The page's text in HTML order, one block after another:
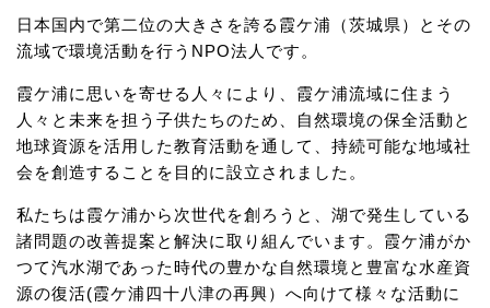
日本国内で第二位の大きさを誇る霞ケ浦（茨城県）とその
流域で環境活動を行うNPO法人です。
霞ケ浦に思いを寄せる人々により、霞ケ浦流域に住まう
人々と未来を担う子供たちのため、自然環境の保全活動と
地球資源を活用した教育活動を通して、持続可能な地域社
会を創造することを目的に設立されました。
私たちは霞ケ浦から次世代を創ろうと、湖で発生している
諸問題の改善提案と解決に取り組んでいます。霞ケ浦がか
つて汽水湖であった時代の豊かな自然環境と豊富な水産資
源の復活(霞ケ浦四十八津の再興）へ向けて様々な活動に